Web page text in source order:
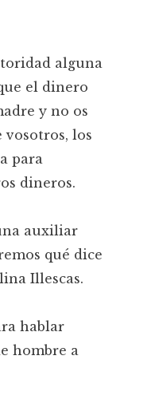
alguna
el dinero
y no os
los
para
dineros.
auxiliar
qué dice
Illescas.
hablar
hombre a